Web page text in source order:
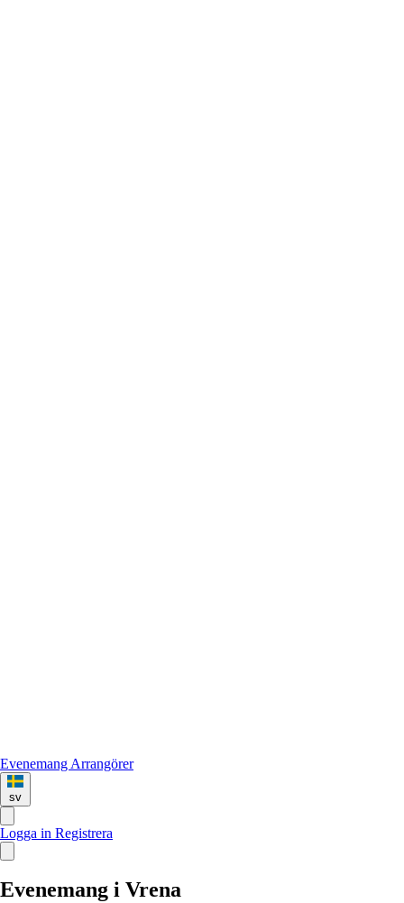
Evenemang Arrangörer
sv
Logga in Registrera
Evenemang i Vrena